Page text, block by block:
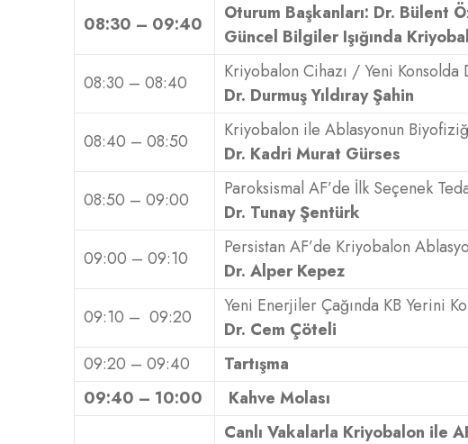
08:30 – 09:40
Oturum Başkanları: Dr. Bülent
Güncel Bilgiler Işığında
08:30 – 08:40
Kriyobalon Cihazı / Yeni
Dr. Durmuş Yıldıray Şahin
08:40 – 08:50
Kriyobalon ile Ablasyonun
Dr. Kadri Murat Gürses
08:50 – 09:00
Paroksismal AF’de İlk Seçenek
Dr. Tunay Şentürk
09:00 – 09:10
Persistan AF’de Kriyobalon
Dr. Alper Kepez
09:10 – 09:20
Yeni Enerjiler Çağında KB Yerini
Dr. Cem Çöteli
09:20 – 09:40
Tartışma
09:40 – 10:00
Kahve Molası
Canlı Vakalarla Kriyobalon ile